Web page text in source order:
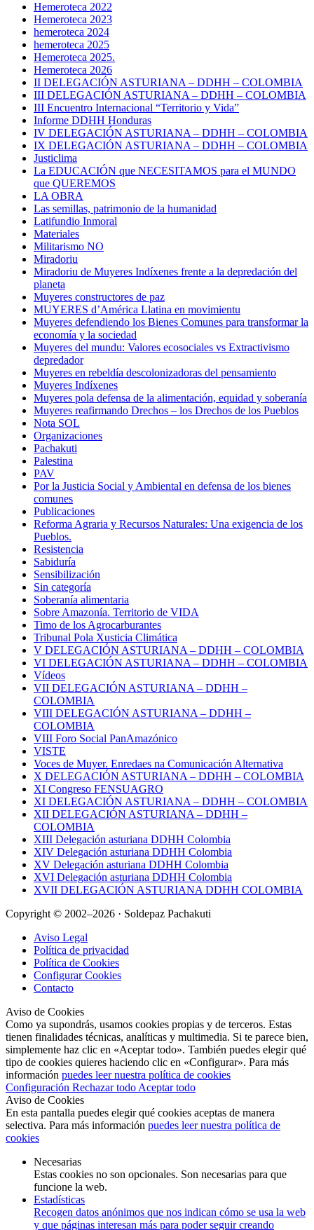
Hemeroteca 2022
Hemeroteca 2023
hemeroteca 2024
hemeroteca 2025
Hemeroteca 2025.
Hemeroteca 2026
II DELEGACIÓN ASTURIANA – DDHH – COLOMBIA
III DELEGACIÓN ASTURIANA – DDHH – COLOMBIA
III Encuentro Internacional “Territorio y Vida”
Informe DDHH Honduras
IV DELEGACIÓN ASTURIANA – DDHH – COLOMBIA
IX DELEGACIÓN ASTURIANA – DDHH – COLOMBIA
Justiclima
La EDUCACIÓN que NECESITAMOS para el MUNDO
que QUEREMOS
LA OBRA
Las semillas, patrimonio de la humanidad
Latifundio Inmoral
Materiales
Militarismo NO
Miradoriu
Miradoriu de Muyeres Indíxenes frente a la depredación del
planeta
Muyeres constructores de paz
MUYERES d’América Llatina en movimientu
Muyeres defendiendo los Bienes Comunes para transformar la
economía y la sociedad
Muyeres del mundu: Valores ecosociales vs Extractivismo
depredador
Muyeres en rebeldía descolonizadoras del pensamiento
Muyeres Indíxenes
Muyeres pola defensa de la alimentación, equidad y soberanía
Muyeres reafirmando Drechos – los Drechos de los Pueblos
Nota SOL
Organizaciones
Pachakuti
Palestina
PAV
Por la Justicia Social y Ambiental en defensa de los bienes
comunes
Publicaciones
Reforma Agraria y Recursos Naturales: Una exigencia de los
Pueblos.
Resistencia
Sabiduría
Sensibilización
Sin categoría
Soberanía alimentaria
Sobre Amazonía. Territorio de VIDA
Timo de los Agrocarburantes
Tribunal Pola Xusticia Climática
V DELEGACIÓN ASTURIANA – DDHH – COLOMBIA
VI DELEGACIÓN ASTURIANA – DDHH – COLOMBIA
Vídeos
VII DELEGACIÓN ASTURIANA – DDHH –
COLOMBIA
VIII DELEGACIÓN ASTURIANA – DDHH –
COLOMBIA
VIII Foro Social PanAmazónico
VISTE
Voces de Muyer. Enredaes na Comunicación Alternativa
X DELEGACIÓN ASTURIANA – DDHH – COLOMBIA
XI Congreso FENSUAGRO
XI DELEGACIÓN ASTURIANA – DDHH – COLOMBIA
XII DELEGACIÓN ASTURIANA – DDHH –
COLOMBIA
XIII Delegación asturiana DDHH Colombia
XIV Delegación asturiana DDHH Colombia
XV Delegación asturiana DDHH Colombia
XVI Delegación asturiana DDHH Colombia
XVII DELEGACIÓN ASTURIANA DDHH COLOMBIA
Copyright © 2002–2026 · Soldepaz Pachakuti
Aviso Legal
Política de privacidad
Política de Cookies
Configurar Cookies
Contacto
Aviso de Cookies
Como ya supondrás, usamos cookies propias y de terceros. Estas
tienen finalidades técnicas, analíticas y multimedia. Si te parece bien,
simplemente haz clic en «Aceptar todo». También puedes elegir qué
tipo de cookies quieres haciendo clic en «Configurar». Para más
información puedes leer nuestra política de cookies
Configuración Rechazar todo Aceptar todo
Aviso de Cookies
En esta pantalla puedes elegir qué cookies aceptas de manera
selectiva. Para más información puedes leer nuestra política de
cookies
Necesarias
Estas cookies no son opcionales. Son necesarias para que
funcione la web.
Estadísticas
Recogen datos anónimos que nos indican cómo se usa la web
y que páginas interesan más para poder seguir creando